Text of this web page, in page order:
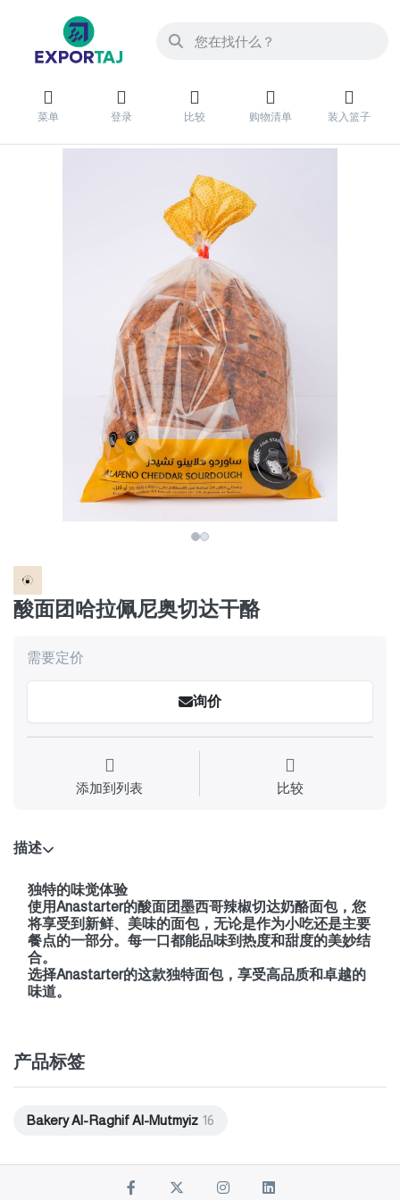
菜单 登录 比较 购物清单 装入篮子
酸面团哈拉佩尼奥切达干酪
需要定价
询价
添加到列表 比较
描述
独特的味觉体验
使用Anastarter的酸面团墨西哥辣椒切达奶酪面包，您
将享受到新鲜、美味的面包，无论是作为小吃还是主要
餐点的一部分。每一口都能品味到热度和甜度的美妙结
合。
选择Anastarter的这款独特面包，享受高品质和卓越的
味道。
产品标签
Bakery Al-Raghif Al-Mutmyiz 16